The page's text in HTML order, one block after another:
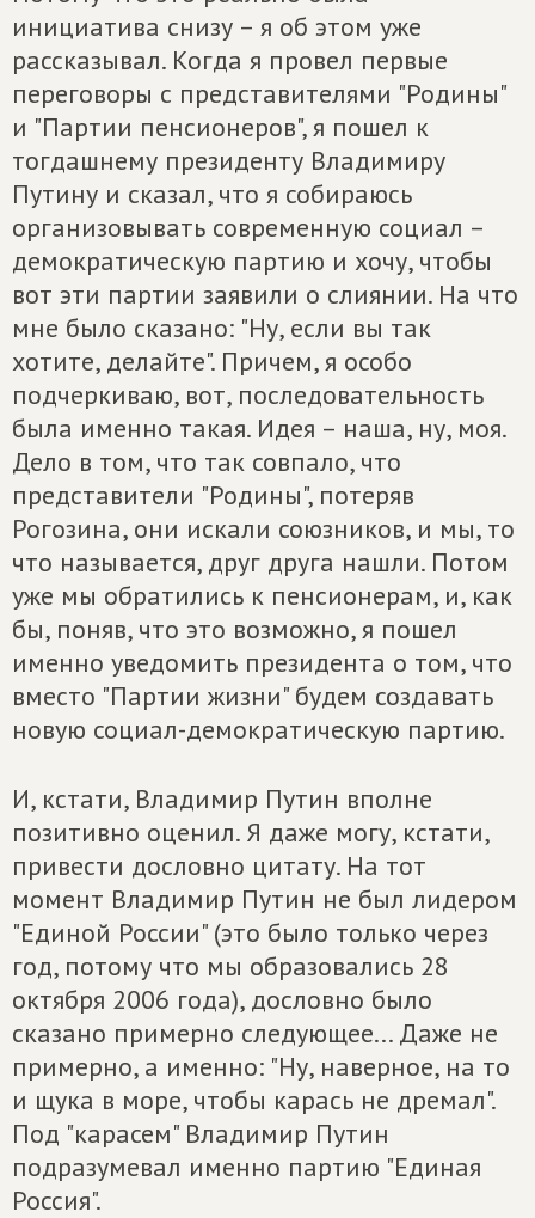
инициатива снизу – я об этом уже
рассказывал. Когда я провел первые
переговоры с представителями "Родины"
и "Партии пенсионеров", я пошел к
тогдашнему президенту Владимиру
Путину и сказал, что я собираюсь
организовывать современную социал –
демократическую партию и хочу, чтобы
вот эти партии заявили о слиянии. На что
мне было сказано: "Ну, если вы так
хотите, делайте". Причем, я особо
подчеркиваю, вот, последовательность
была именно такая. Идея – наша, ну, моя.
Дело в том, что так совпало, что
представители "Родины", потеряв
Рогозина, они искали союзников, и мы, то
что называется, друг друга нашли. Потом
уже мы обратились к пенсионерам, и, как
бы, поняв, что это возможно, я пошел
именно уведомить президента о том, что
вместо "Партии жизни" будем создавать
новую социал-демократическую партию.
И, кстати, Владимир Путин вполне
позитивно оценил. Я даже могу, кстати,
привести дословно цитату. На тот
момент Владимир Путин не был лидером
"Единой России" (это было только через
год, потому что мы образовались 28
октября 2006 года), дословно было
сказано примерно следующее... Даже не
примерно, а именно: "Ну, наверное, на то
и щука в море, чтобы карась не дремал".
Под "карасем" Владимир Путин
подразумевал именно партию "Единая
Россия".